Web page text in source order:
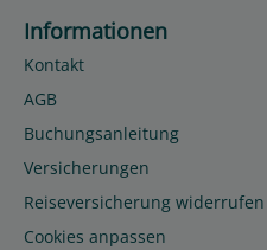
Informationen
Kontakt
AGB
Buchungsanleitung
Versicherungen
Reiseversicherung widerrufen
Cookies anpassen